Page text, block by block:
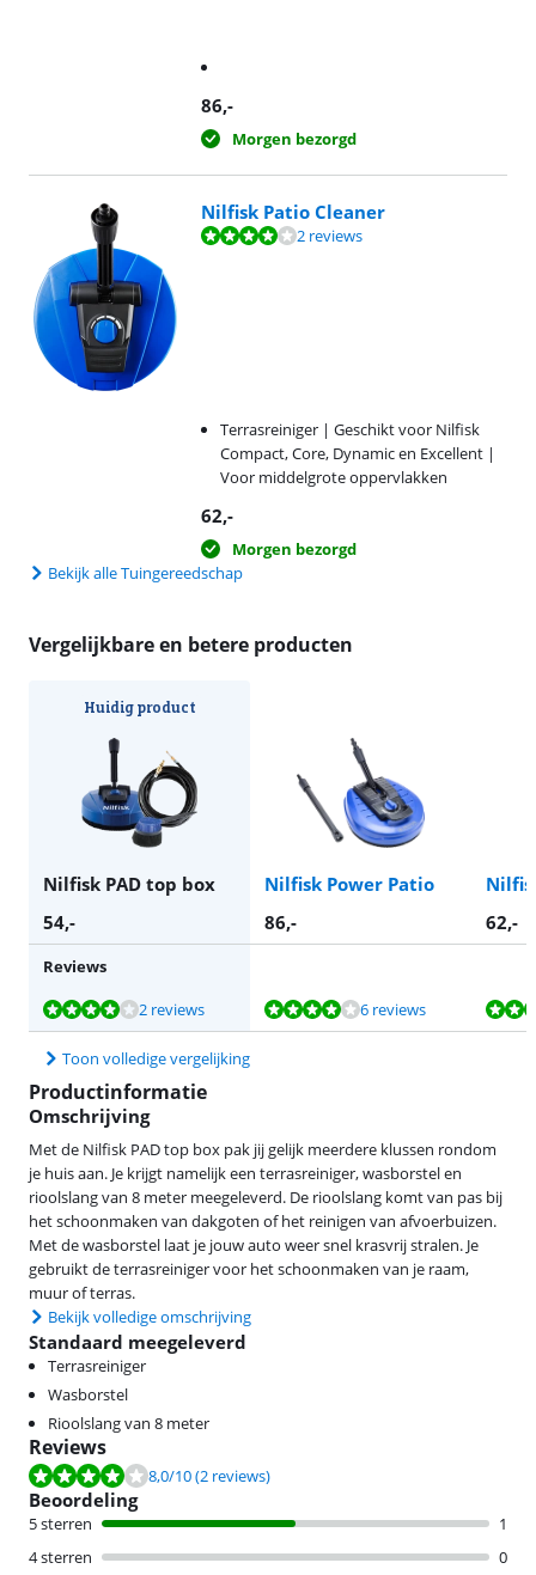
86,-
Morgen bezorgd
Nilfisk Patio Cleaner
Beoordeling is 8,4 van de 10, gebaseerd op 2 reviews.
2 reviews
Terrasreiniger | Geschikt voor Nilfisk
Compact, Core, Dynamic en Excellent |
Voor middelgrote oppervlakken
62,-
Morgen bezorgd
Bekijk alle Tuingereedschap
Vergelijkbare en betere producten
Huidig product
Nilfisk PAD top box Nilfisk Power Patio
54,- 86,- 62,-
Reviews
Beoordeling is 8,0 van de 10, gebaseerd op 2 reviews.
2 reviews
Beoordeling is 8,3 van de 10, gebaseerd op 6 reviews.6 reviews
Beoordeling is 8,4 van de 10, gebaseerd op 2 reviews.
Beoordeling is 8,5 van de 10, gebaseerd op 6 reviews.
Toon volledige vergelijking
Productinformatie
Omschrijving
Met de Nilfisk PAD top box pak jij gelijk meerdere klussen rondom
je huis aan. Je krijgt namelijk een terrasreiniger, wasborstel en
rioolslang van 8 meter meegeleverd. De rioolslang komt van pas bij
het schoonmaken van dakgoten of het reinigen van afvoerbuizen.
Met de wasborstel laat je jouw auto weer snel krasvrij stralen. Je
gebruikt de terrasreiniger voor het schoonmaken van je raam,
muur of terras.
Bekijk volledige omschrijving
Standaard meegeleverd
Terrasreiniger
Wasborstel
Rioolslang van 8 meter
Reviews
Beoordeling is 8,0 van de 10, gebaseerd op 2 reviews.
8,0/10(2 reviews)
Beoordeling
5 sterren
1
4 sterren
0